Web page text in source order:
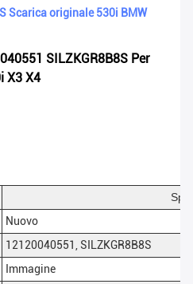
Scarica originale 530i BMW
SILZKGR8B8S Per
X3 X4
Nuovo
12120040551, SILZKGR8B8S
Immagine